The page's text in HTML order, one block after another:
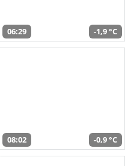
06:29 -1,9 °C
08:02 -0,9 °C